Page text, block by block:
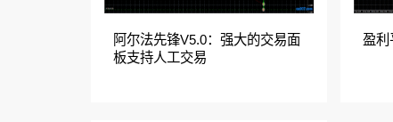
阿尔法先锋V5.0：强大的交易面
板支持人工交易
盈利